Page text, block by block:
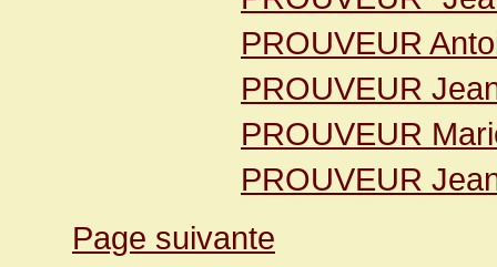
PROUVEUR
PROUVEUR
PROUVEUR
PROUVEUR
Page suivante